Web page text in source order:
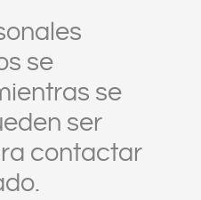
se
se
ser
contactar